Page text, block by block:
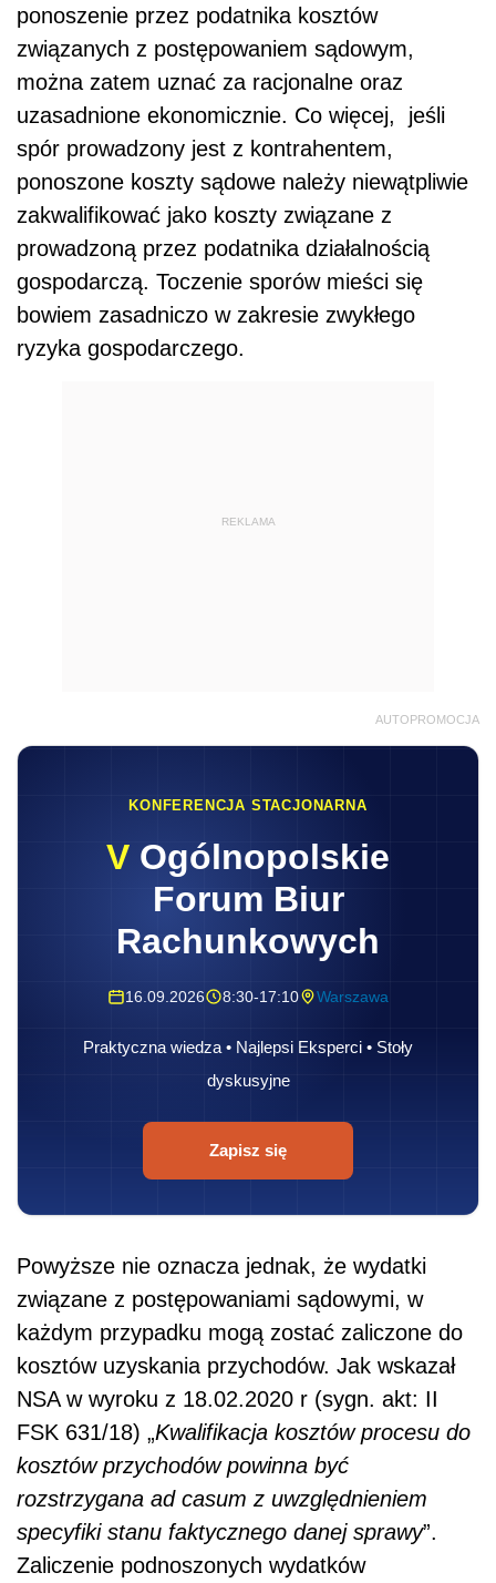
ponoszenie przez podatnika kosztów
związanych z postępowaniem sądowym,
można zatem uznać za racjonalne oraz
uzasadnione ekonomicznie. Co więcej, jeśli
spór prowadzony jest z kontrahentem,
ponoszone koszty sądowe należy niewątpliwie
zakwalifikować jako koszty związane z
prowadzoną przez podatnika działalnością
gospodarczą. Toczenie sporów mieści się
bowiem zasadniczo w zakresie zwykłego
ryzyka gospodarczego.
REKLAMA
AUTOPROMOCJA
KONFERENCJA STACJONARNA
V Ogólnopolskie
Forum Biur
Rachunkowych
16.09.2026 8:30-17:10 Warszawa
Praktyczna wiedza • Najlepsi Eksperci • Stoły
dyskusyjne
Zapisz się
Powyższe nie oznacza jednak, że wydatki
związane z postępowaniami sądowymi, w
każdym przypadku mogą zostać zaliczone do
kosztów uzyskania przychodów. Jak wskazał
NSA w wyroku z 18.02.2020 r (sygn. akt: II
FSK 631/18) „Kwalifikacja kosztów procesu do
kosztów przychodów powinna być
rozstrzygana ad casum z uwzględnieniem
specyfiki stanu faktycznego danej sprawy”.
Zaliczenie podnoszonych wydatków